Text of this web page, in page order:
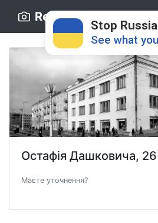
Retro.ck.ua
Остафія Дашковича, 26
Маєте уточнення?
Stop
See what
Donate
Support